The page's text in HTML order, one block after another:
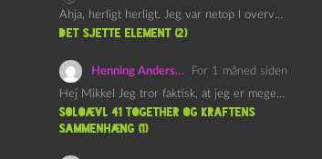
Ahja, herligt herligt. Jeg var netop I overvejelser om at…
det sjette element (2)
Henning Andersen
For 1 måned siden
Hej Mikkel Jeg tror faktisk, at jeg er meget enig…
Soloævl 41 Together og Kraftens
Sammenhæng (1)